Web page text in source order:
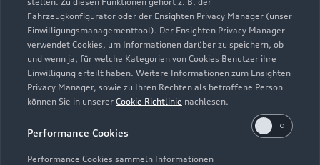
Fahrzeugkonfigurator oder der Ensighten Privacy Manager (unser
Einwilligungsmanagementtool). Der Ensighten Privacy Manager
verwendet Cookies, um Informationen darüber zu speichern, ob
und wenn ja, für welche Kategorien von Cookies Benutzer ihre
Einwilligung erteilt haben. Weitere Informationen zum Ensighten
Privacy Manager, sowie zu Ihren Rechten als betroffene Person
können Sie in unserer Cookie Richtlinie nachlesen.
Performance Cookies
Performance Cookies sammeln Informationen